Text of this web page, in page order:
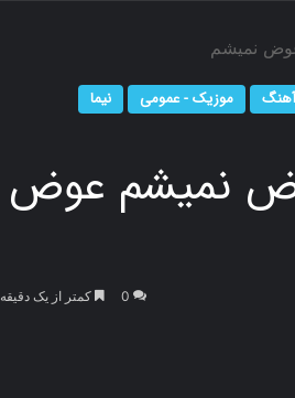
عوض نمیشم
آهنگ موزیک - عمومی
نیما
عوض نمیشم عوض
0 کمتر از یک دقیقه